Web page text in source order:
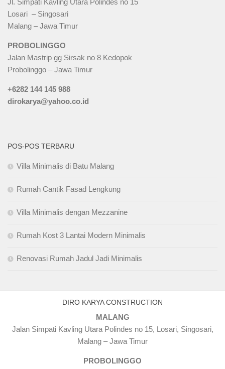
Losari – Singosari
Malang – Jawa Timur
PROBOLINGGO
Jalan Mastrip gg Sirsak no 8 Kedopok
Probolinggo – Jawa Timur
+6282 144 145 988
dirokarya@yahoo.co.id
POS-POS TERBARU
Villa Minimalis di Batu Malang
Rumah Cantik Fasad Lengkung
Villa Minimalis dengan Mezzanine
Rumah Kost 3 Lantai Modern Minimalis
Renovasi Rumah Jadul Jadi Minimalis
DIRO KARYA CONSTRUCTION
MALANG
Jalan Simpati Kavling Utara Polindes no 15, Losari, Singosari,
Malang – Jawa Timur
PROBOLINGGO